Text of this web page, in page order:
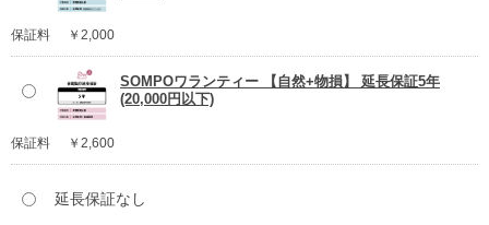
保証料 ￥2,000
SOMPOワランティー 【自然+物損】 延長保証5年
(20,000円以下)
保証料 ￥2,600
延長保証なし